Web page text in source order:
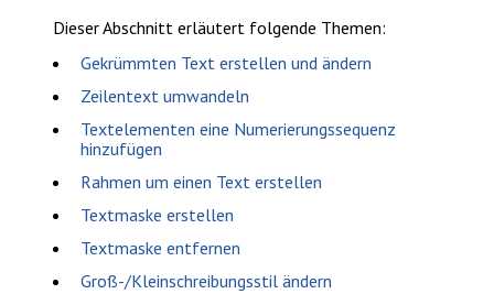
Dieser Abschnitt erläutert folgende Themen:
Gekrümmten Text erstellen und ändern
Zeilentext umwandeln
Textelementen eine Numerierungssequenz
hinzufügen
Rahmen um einen Text erstellen
Textmaske erstellen
Textmaske entfernen
Groß-/Kleinschreibungsstil ändern